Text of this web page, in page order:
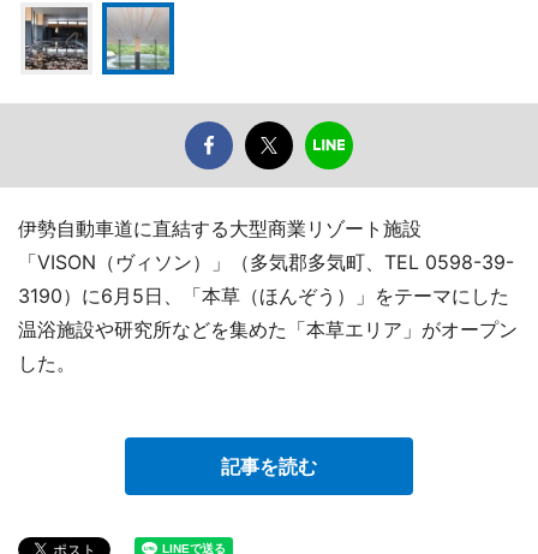
伊勢自動車道に直結する大型商業リゾート施設
「VISON（ヴィソン）」（多気郡多気町、TEL 0598-39-
3190）に6月5日、「本草（ほんぞう）」をテーマにした
温浴施設や研究所などを集めた「本草エリア」がオープン
した。
記事を読む